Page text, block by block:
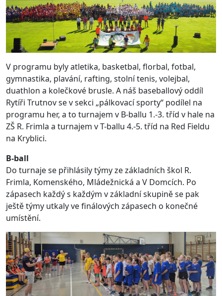
V programu byly atletika, basketbal, florbal, fotbal,
gymnastika, plavání, rafting, stolní tenis, volejbal,
duathlon a kolečkové brusle. A náš baseballový oddíl
Rytíři Trutnov se v sekci „pálkovací sporty“ podílel na
programu her, a to turnajem v B-ballu 1.-3. tříd v hale na
ZŠ R. Frimla a turnajem v T-ballu 4.-5. tříd na Red Fieldu
na Kryblici.
B-ball
Do turnaje se přihlásily týmy ze základních škol R.
Frimla, Komenského, Mládežnická a V Domcích. Po
zápasech každý s každým v základní skupině se pak
ještě týmy utkaly ve finálových zápasech o konečné
umístění.